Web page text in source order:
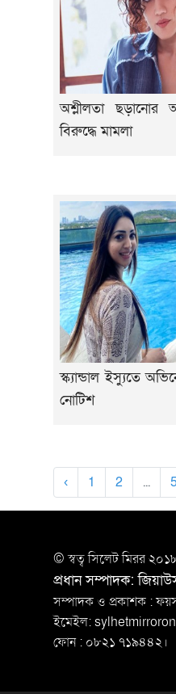
অশ্লীলতা ছড়ানোর
বিরুদ্ধে মামলা
স্ক্যান্ডাল ইস্যুতে
নোটিশ
‹ 1 2 ...
© স্বত্ব সি‌লেট মিরর
প্রধান সম্পাদক:
সম্পাদক ও প্রকাশক :
ইমেইল:
ফোন : ০৮২১ ৭১৯৪৪২।